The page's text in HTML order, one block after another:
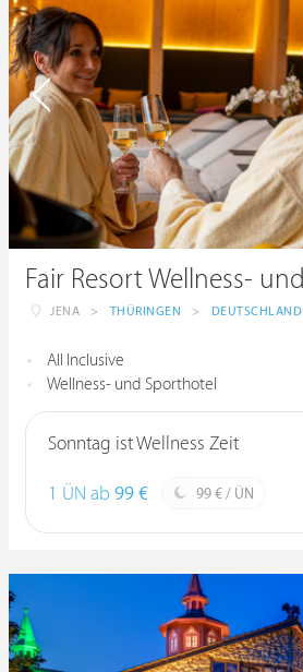
JENA > THÜRINGEN > DEUTSCHLAND
All Inclusive
Wellness- und Sporthotel
Sonntag ist Wellness Zeit
1 ÜN ab 99 € 99 € / ÜN